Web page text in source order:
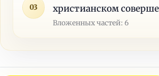
03
христианском
Вложенных частей: 6